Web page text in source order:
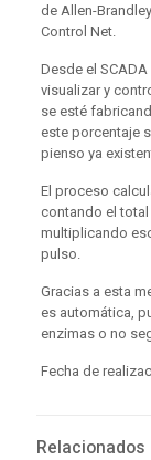
de Allen-
Control Net.
Desde el
visualizar y
se esté
este porcentaje
pienso ya
El proceso
contando el
multiplicando
pulso.
Gracias a esta
es automática,
enzimas o no
Fecha de
Relacionados